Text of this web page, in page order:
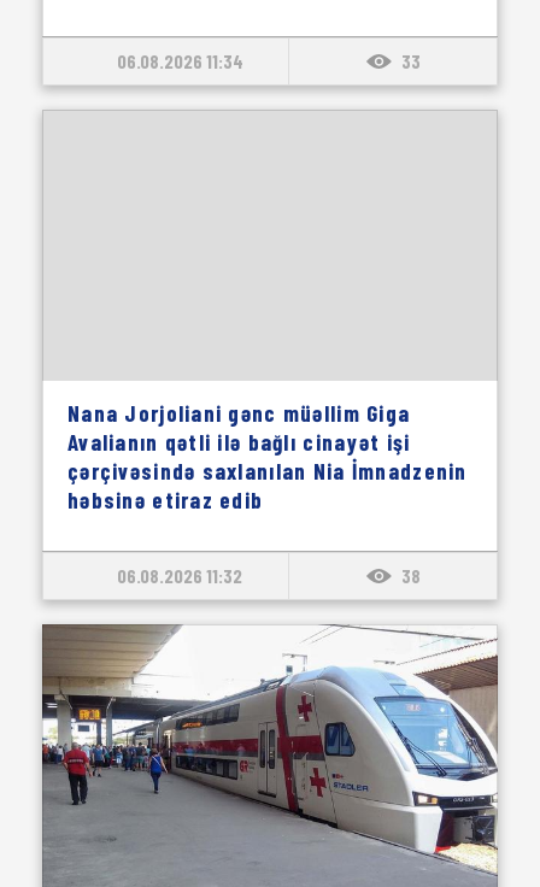
06.08.2026 11:34 33
Nana Jorjoliani gənc müəllim Giga
Avalianın qətli ilə bağlı cinayət işi
çərçivəsində saxlanılan Nia İmnadzenin
həbsinə etiraz edib
06.08.2026 11:32 38